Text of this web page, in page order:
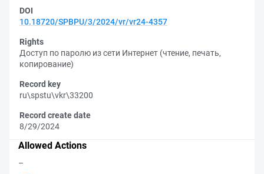
DOI
10.18720/SPBPU/3/2024/vr/vr24-4357
Rights
Доступ по паролю из сети Интернет (чтение, печать,
копирование)
Record key
ru\spstu\vkr\33200
Record create date
8/29/2024
Allowed Actions
–